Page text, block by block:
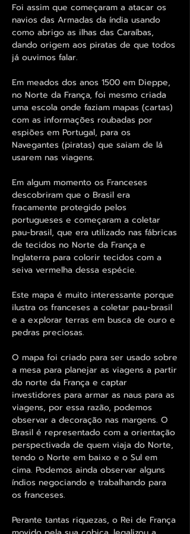
Foi assim que começaram a atacar os
navios das Armadas da índia usando
como abrigo as ilhas das Caraíbas,
dando origem aos piratas de que todos
já ouvimos falar.
Em meados dos anos 1500 em Dieppe,
no Norte da França, foi mesmo criada
uma escola onde faziam mapas (cartas)
com as informações roubadas por
espiões em Portugal, para os
Navegantes (piratas) que saiam de lá
usarem nas viagens.
Em algum momento os Franceses
descobriram que o Brasil era
fracamente protegido pelos
portugueses e começaram a coletar
pau-brasil, que era utilizado nas fábricas
de tecidos no Norte da França e
Inglaterra para colorir tecidos com a
seiva vermelha dessa espécie.
Este mapa é muito interessante porque
ilustra os franceses a coletar pau-brasil
e a explorar terras em busca de ouro e
pedras preciosas.
O mapa foi criado para ser usado sobre
a mesa para planejar as viagens a partir
do norte da França e captar
investidores para armar as naus para as
viagens, por essa razão, podemos
observar a decoração nas margens. O
Brasil é representado com a orientação
perspectivada de quem viaja do Norte,
tendo o Norte em baixo e o Sul em
cima. Podemos ainda observar alguns
índios negociando e trabalhando para
os franceses.
Perante tantas riquezas, o Rei de França